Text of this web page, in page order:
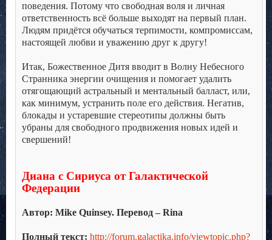
поведения. Потому что свободная воля и личная
ответственность всё больше выходят на первый план.
Людям придётся обучаться терпимости, компромиссам,
настоящей любви и уважению друг к другу!
Итак, Божественное Дитя вводит в Волну Небесного
Странника энергии очищения и помогает удалить
отягощающий астральный и ментальный балласт, или,
как минимум, устранить поле его действия. Негатив,
блокады и устаревшие стереотипы должны быть
убраны для свободного продвижения новых идей и
свершений!
Диана с Сириуса от Галактической
Федерации
Автор: Mike Quinsey. Перевод – Rina
Полный текст: http://forum.galactika.info/viewtopic.php?